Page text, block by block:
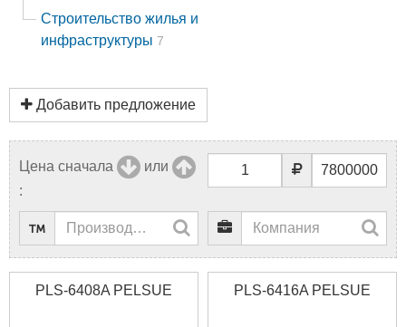
Строительство жилья и
инфраструктуры 7
Добавить предложение
Цена сначала
или
:
PLS-6408A PELSUE PLS-6416A PELSUE